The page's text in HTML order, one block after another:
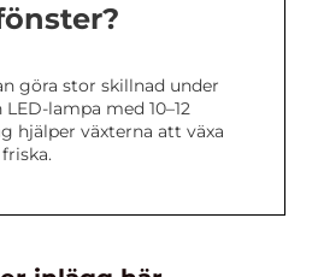
göra stor skillnad under
lampa med 10–12
hjälper växterna att växa